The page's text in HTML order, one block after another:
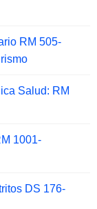
RM 505-
Salud: RM
1001-
DS 176-